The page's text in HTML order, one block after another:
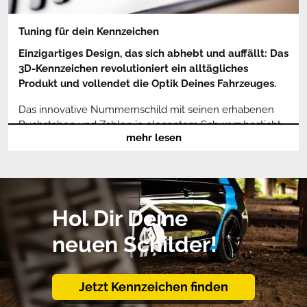
Tuning für dein Kennzeichen
Einzigartiges Design, das sich abhebt und auffällt: Das
3D-Kennzeichen revolutioniert ein alltägliches
Produkt und vollendet die Optik Deines Fahrzeuges.
Das innovative Nummernschild mit seinen erhabenen
Buchstaben und Zahlen in elegantem Schwarz besticht
als Alternative zum Kennzeichen aus Blech durch
das Kunststoff-Kennzeichen ohne bleibende Spuren
weg. Die Grundplatte und die 3D-Lettern sind im
Material durchgefärbt.
Während die dünne Farbschicht des alten Kennzeichens
bei jeder gründlichen Reinigung angegriffen und mit der
Zeit schwach und blass wird, bleibt das 3D-Kennzeichen
dauerhaft schön und pflegefreundlich.
mehr lesen
Hol Dir Deine
neuen Schilder!
Jetzt Kennzeichen finden